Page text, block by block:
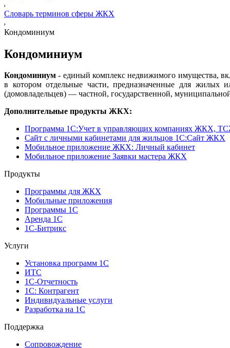
Словарь терминов сферы ЖКХ
Кондоминиум
Кондоминиум
Кондоминиум - единый комплекс недвижимого имущества,
в котором отдельные части, предназначенные для жилых
(домовладельцев) — частной, государственной,
Дополнительные продукты ЖКХ:
Программа 1C:Учет в управляющих компаниях ЖКХ,
Сайт с личными кабинетами для жильцов 1С:Сайт ЖКХ
Мобильное приложение ЖКХ: Личный кабинет
Мобильное приложение Заявки мастера ЖКХ
Продукты
Программы для ЖКХ
Мобильные приложения
Программы 1С
Аренда 1С
1С-Битрикс
Услуги
Установка программ 1С
ИТС
1С-Отчетность
1С: Контрагент
Индивидуальные услуги
Разработка на 1С
Поддержка
Сопровождение